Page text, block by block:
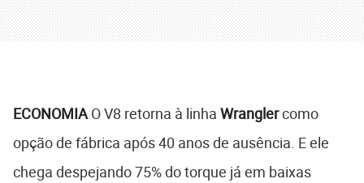
ECONOMIAO V8 retorna à linha Wranglercomo
opção de fábrica após 40 anos de ausência. E ele
chega despejando 75% do torque já em baixas